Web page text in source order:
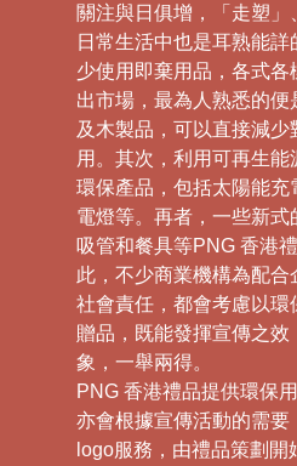
關注與日俱增，「走塑」
日常生活中也是耳熟能
少使用即棄用品，各式各
出市場，最為人熟悉的便
及木製品，可以直接減
用。其次，利用可再生
環保產品，包括太陽能
電燈等。再者，一些新式
吸管和餐具等PNG 香港
此，不少商業機構為配合
社會責任，都會考慮以環
贈品，既能發揮宣傳之效
象，一舉兩得。
PNG 香港禮品提供環保
亦會根據宣傳活動的需要
logo服務，由禮品策劃開